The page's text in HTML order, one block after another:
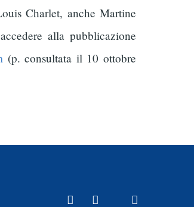
Charlet, anche Martine
alla pubblicazione
(p. consultata il 10 ottobre